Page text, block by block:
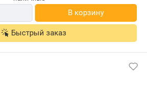
В корзину
Быстрый заказ